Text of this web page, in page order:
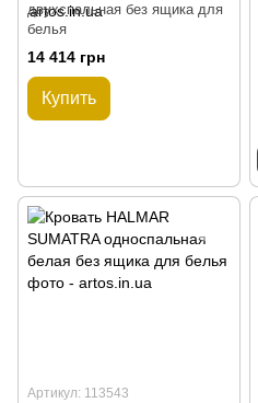
двухспальная без ящика для
белья
14 414 грн
Купить
Артикул: 113543